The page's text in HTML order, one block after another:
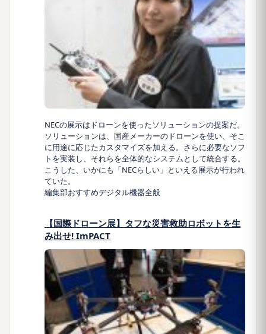
NECの展示はドローンを使ったソリューションの提案だ。
ソリューションは、国産メーカーのドローンを使い、そこ
に用途に応じたカスタマイズを加える。さらに必要なソフ
トを実装し、それらを全体的なシステムとして統合する。
こうした、いかにも「NECらしい」といえる展示が行われ
ていた。
編集部おすすめデジタル機器全般
【国際ドローン展】タフな災害救助ロボットを生
み出せ! ImPACT